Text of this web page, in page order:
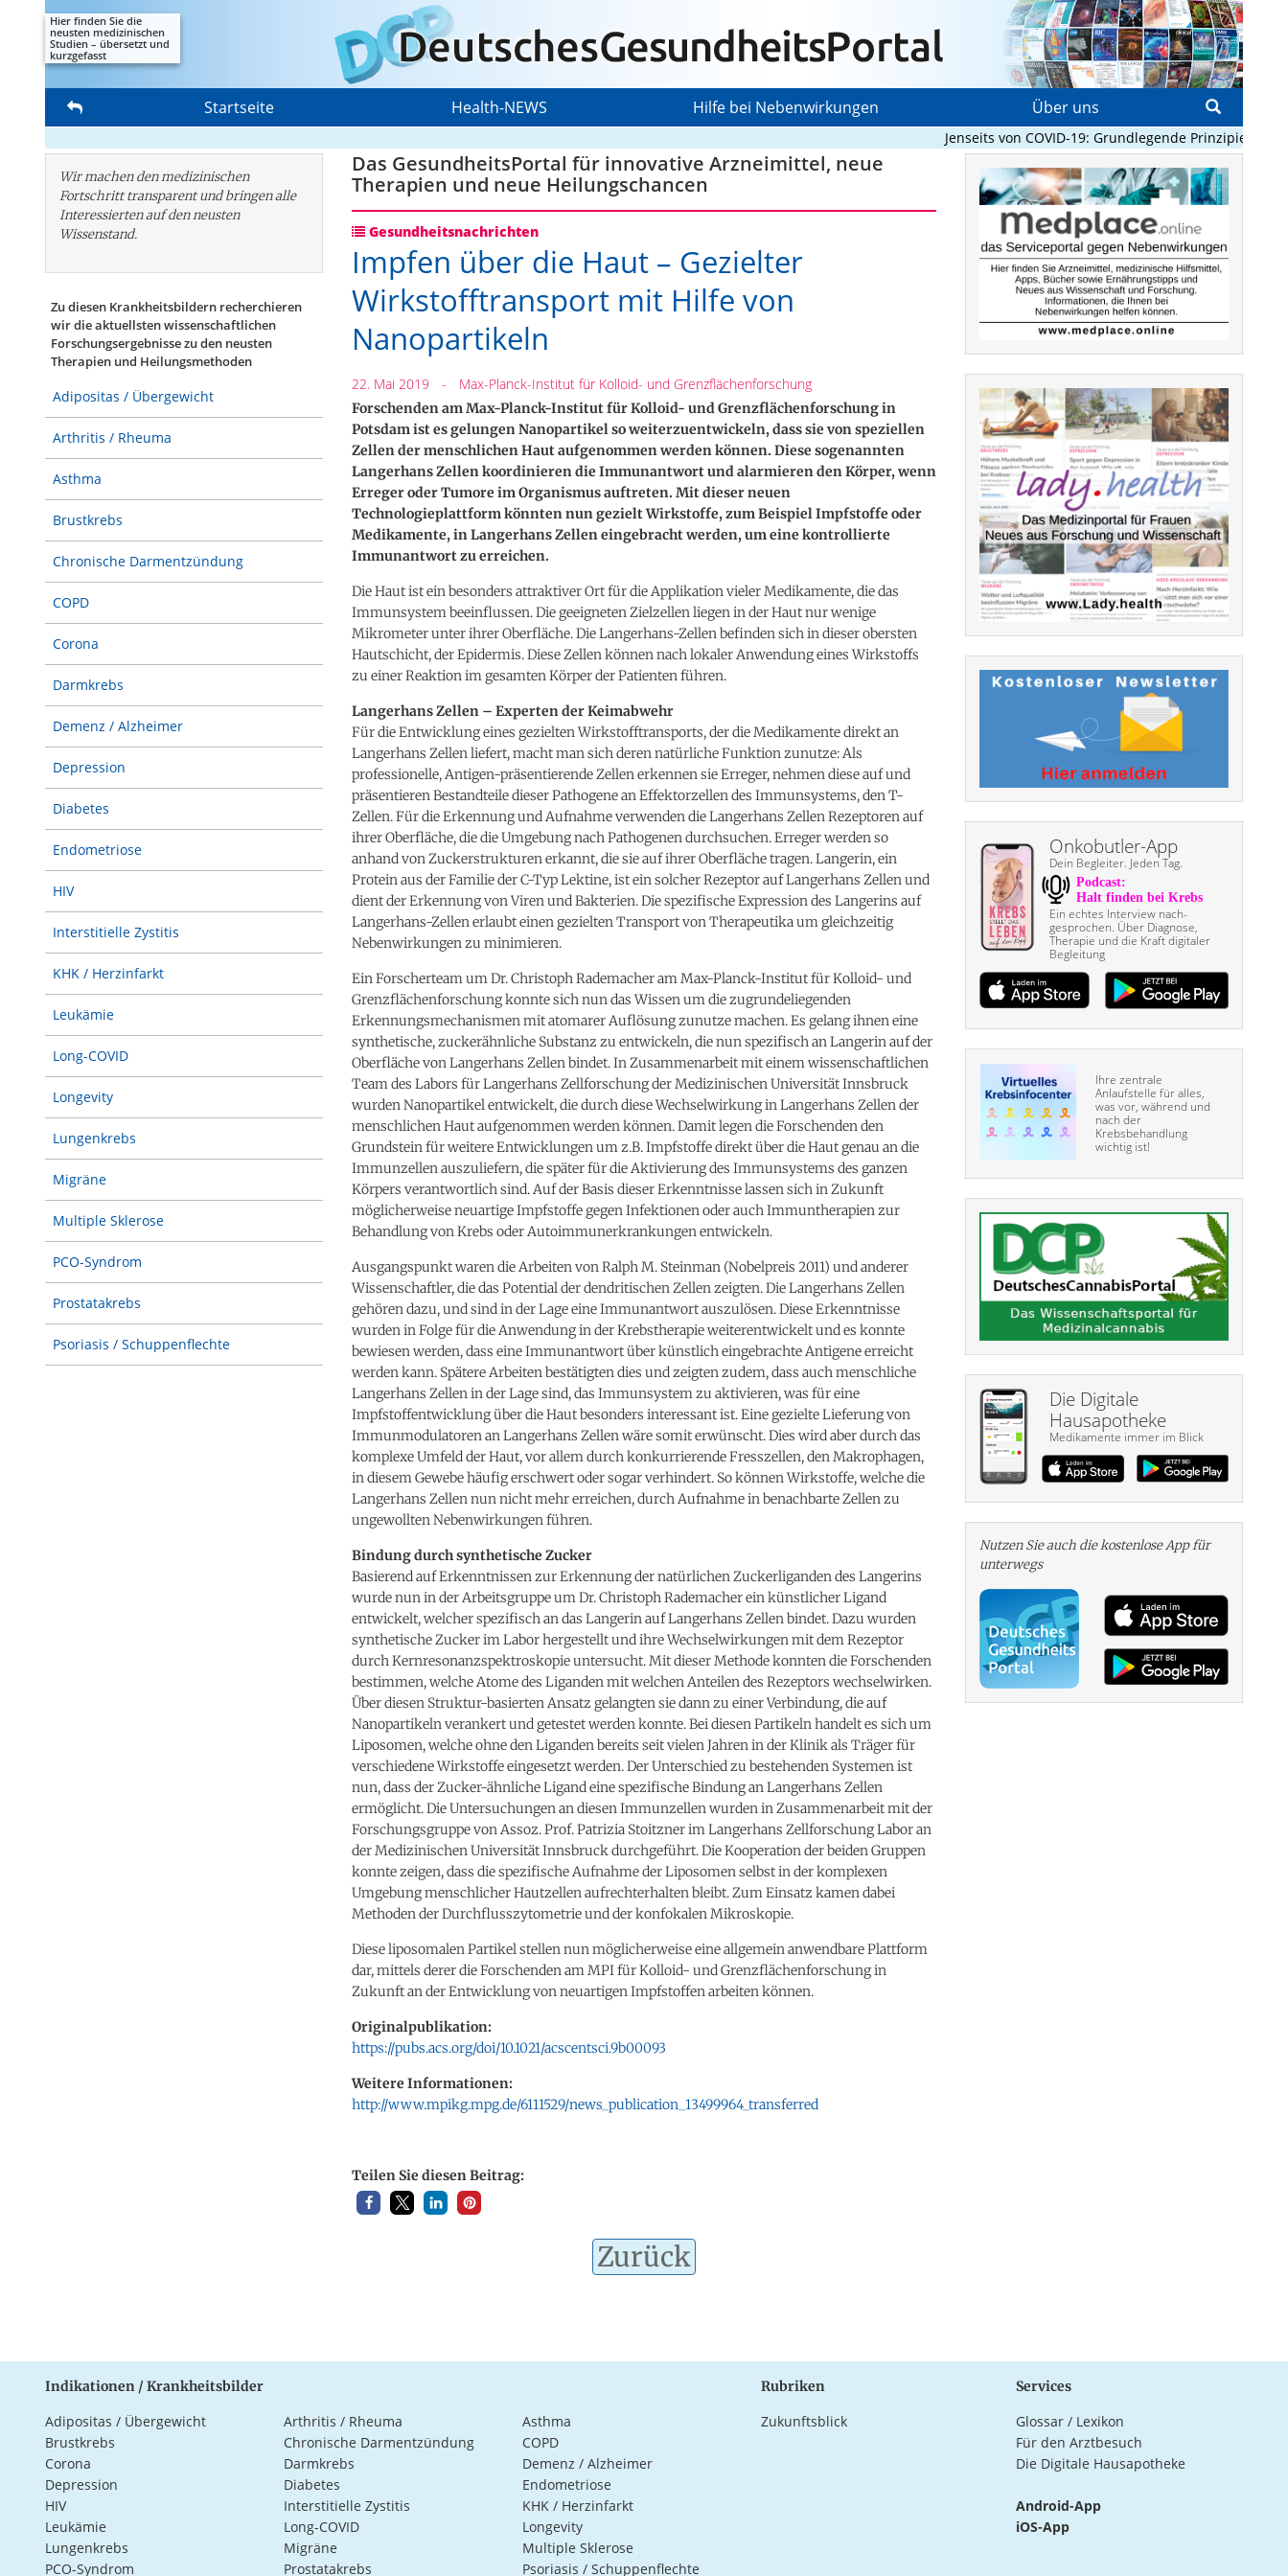
Hier finden Sie die
neusten medizinischen
Studien – übersetzt und
kurzgefasst
Startseite Health-NEWS Hilfe bei Nebenwirkungen Über uns
Jenseits von COVID-19: Grundlegende Prinzipien, die
Wir machen den medizinischen
Fortschritt transparent und bringen alle
Interessierten auf den neusten
Wissenstand.
Zu diesen Krankheitsbildern recherchieren
wir die aktuellsten wissenschaftlichen
Forschungs­ergebnisse zu den neusten
Therapien und Heilungsmethoden
Adipositas / Übergewicht
Arthritis / Rheuma
Asthma
Brustkrebs
Chronische Darmentzündung
COPD
Corona
Darmkrebs
Demenz / Alzheimer
Depression
Diabetes
Endometriose
HIV
Interstitielle Zystitis
KHK / Herzinfarkt
Leukämie
Long-COVID
Longevity
Lungenkrebs
Migräne
Multiple Sklerose
PCO-Syndrom
Prostatakrebs
Psoriasis / Schuppenflechte
Das GesundheitsPortal für innovative Arzneimittel, neue
Therapien und neue Heilungschancen
Gesundheitsnachrichten
Impfen über die Haut – Gezielter
Wirkstofftransport mit Hilfe von
Nanopartikeln
22. Mai 2019 - Max-Planck-Institut für Kolloid- und Grenzflächenforschung
Forschenden am Max-Planck-Institut für Kolloid- und Grenzflächenforschung in
Potsdam ist es gelungen Nanopartikel so weiterzuentwickeln, dass sie von speziellen
Zellen der menschlichen Haut aufgenommen werden können. Diese sogenannten
Langerhans Zellen koordinieren die Immunantwort und alarmieren den Körper, wenn
Erreger oder Tumore im Organismus auftreten. Mit dieser neuen
Technologieplattform könnten nun gezielt Wirkstoffe, zum Beispiel Impfstoffe oder
Medikamente, in Langerhans Zellen eingebracht werden, um eine kontrollierte
Immunantwort zu erreichen.
Die Haut ist ein besonders attraktiver Ort für die Applikation vieler Medikamente, die das
Immunsystem beeinflussen. Die geeigneten Zielzellen liegen in der Haut nur wenige
Mikrometer unter ihrer Oberfläche. Die Langerhans-Zellen befinden sich in dieser obersten
Hautschicht, der Epidermis. Diese Zellen können nach lokaler Anwendung eines Wirkstoffs
zu einer Reaktion im gesamten Körper der Patienten führen.
Langerhans Zellen – Experten der Keimabwehr
Für die Entwicklung eines gezielten Wirkstofftransports, der die Medikamente direkt an
Langerhans Zellen liefert, macht man sich deren natürliche Funktion zunutze: Als
professionelle, Antigen-präsentierende Zellen erkennen sie Erreger, nehmen diese auf und
präsentieren Bestandteile dieser Pathogene an Effektorzellen des Immunsystems, den T-
Zellen. Für die Erkennung und Aufnahme verwenden die Langerhans Zellen Rezeptoren auf
ihrer Oberfläche, die die Umgebung nach Pathogenen durchsuchen. Erreger werden so
anhand von Zuckerstrukturen erkannt, die sie auf ihrer Oberfläche tragen. Langerin, ein
Protein aus der Familie der C-Typ Lektine, ist ein solcher Rezeptor auf Langerhans Zellen und
dient der Erkennung von Viren und Bakterien. Die spezifische Expression des Langerins auf
Langerhans-Zellen erlaubt einen gezielten Transport von Therapeutika um gleichzeitig
Nebenwirkungen zu minimieren.
Ein Forscherteam um Dr. Christoph Rademacher am Max-Planck-Institut für Kolloid- und
Grenzflächenforschung konnte sich nun das Wissen um die zugrundeliegenden
Erkennungsmechanismen mit atomarer Auflösung zunutze machen. Es gelang ihnen eine
synthetische, zuckerähnliche Substanz zu entwickeln, die nun spezifisch an Langerin auf der
Oberfläche von Langerhans Zellen bindet. In Zusammenarbeit mit einem wissenschaftlichen
Team des Labors für Langerhans Zellforschung der Medizinischen Universität Innsbruck
wurden Nanopartikel entwickelt, die durch diese Wechselwirkung in Langerhans Zellen der
menschlichen Haut aufgenommen werden können. Damit legen die Forschenden den
Grundstein für weitere Entwicklungen um z.B. Impfstoffe direkt über die Haut genau an die
Immunzellen auszuliefern, die später für die Aktivierung des Immunsystems des ganzen
Körpers verantwortlich sind. Auf der Basis dieser Erkenntnisse lassen sich in Zukunft
möglicherweise neuartige Impfstoffe gegen Infektionen oder auch Immuntherapien zur
Behandlung von Krebs oder Autoimmunerkrankungen entwickeln.
Ausgangspunkt waren die Arbeiten von Ralph M. Steinman (Nobelpreis 2011) und anderer
Wissenschaftler, die das Potential der dendritischen Zellen zeigten. Die Langerhans Zellen
gehören dazu, und sind in der Lage eine Immunantwort auszulösen. Diese Erkenntnisse
wurden in Folge für die Anwendung in der Krebstherapie weiterentwickelt und es konnte
bewiesen werden, dass eine Immunantwort über künstlich eingebrachte Antigene erreicht
werden kann. Spätere Arbeiten bestätigten dies und zeigten zudem, dass auch menschliche
Langerhans Zellen in der Lage sind, das Immunsystem zu aktivieren, was für eine
Impfstoffentwicklung über die Haut besonders interessant ist. Eine gezielte Lieferung von
Immunmodulatoren an Langerhans Zellen wäre somit erwünscht. Dies wird aber durch das
komplexe Umfeld der Haut, vor allem durch konkurrierende Fresszellen, den Makrophagen,
in diesem Gewebe häufig erschwert oder sogar verhindert. So können Wirkstoffe, welche die
Langerhans Zellen nun nicht mehr erreichen, durch Aufnahme in benachbarte Zellen zu
ungewollten Nebenwirkungen führen.
Bindung durch synthetische Zucker
Basierend auf Erkenntnissen zur Erkennung der natürlichen Zuckerliganden des Langerins
wurde nun in der Arbeitsgruppe um Dr. Christoph Rademacher ein künstlicher Ligand
entwickelt, welcher spezifisch an das Langerin auf Langerhans Zellen bindet. Dazu wurden
synthetische Zucker im Labor hergestellt und ihre Wechselwirkungen mit dem Rezeptor
durch Kernresonanzspektroskopie untersucht. Mit dieser Methode konnten die Forschenden
bestimmen, welche Atome des Liganden mit welchen Anteilen des Rezeptors wechselwirken.
Über diesen Struktur-basierten Ansatz gelangten sie dann zu einer Verbindung, die auf
Nanopartikeln verankert und getestet werden konnte. Bei diesen Partikeln handelt es sich um
Liposomen, welche ohne den Liganden bereits seit vielen Jahren in der Klinik als Träger für
verschiedene Wirkstoffe eingesetzt werden. Der Unterschied zu bestehenden Systemen ist
nun, dass der Zucker-ähnliche Ligand eine spezifische Bindung an Langerhans Zellen
ermöglicht. Die Untersuchungen an diesen Immunzellen wurden in Zusammenarbeit mit der
Forschungsgruppe von Assoz. Prof. Patrizia Stoitzner im Langerhans Zellforschung Labor an
der Medizinischen Universität Innsbruck durchgeführt. Die Kooperation der beiden Gruppen
konnte zeigen, dass die spezifische Aufnahme der Liposomen selbst in der komplexen
Umgebung menschlicher Hautzellen aufrechterhalten bleibt. Zum Einsatz kamen dabei
Methoden der Durchflusszytometrie und der konfokalen Mikroskopie.
Diese liposomalen Partikel stellen nun möglicherweise eine allgemein anwendbare Plattform
dar, mittels derer die Forschenden am MPI für Kolloid- und Grenzflächenforschung in
Zukunft an der Entwicklung von neuartigen Impfstoffen arbeiten können.
Originalpublikation:
https://pubs.acs.org/doi/10.1021/acscentsci.9b00093
Weitere Informationen:
http://www.mpikg.mpg.de/6111529/news_publication_13499964_transferred
Teilen Sie diesen Beitrag:
Zurück
Onkobutler-App
Dein Begleiter. Jeden Tag.
Ein echtes Interview nach­
gesprochen. Über Diagnose,
Therapie und die Kraft digitaler
Begleitung
Ihre zentrale
Anlaufstelle für alles,
was vor, während und
nach der
Krebsbehandlung
wichtig ist!
Die Digitale
Hausapotheke
Medikamente immer im Blick
Nutzen Sie auch die kosten­lose App für
unterwegs
Indikationen / Krankheitsbilder
Adipositas / Übergewicht Arthritis / Rheuma
Asthma
Brustkrebs
Chronische Darmentzündung
COPD
Corona
Darmkrebs
Demenz / Alzheimer
Depression
Diabetes
Endometriose
HIV
Interstitielle Zystitis
KHK / Herzinfarkt
Leukämie
Long-COVID
Longevity
Lungenkrebs
Migräne
Multiple Sklerose
PCO-Syndrom
Prostatakrebs Psoriasis / Schuppenflechte
Rubriken
Zukunftsblick
Services
Glossar / Lexikon
Für den Arztbesuch
Die Digitale Hausapotheke
Android-App
iOS-App